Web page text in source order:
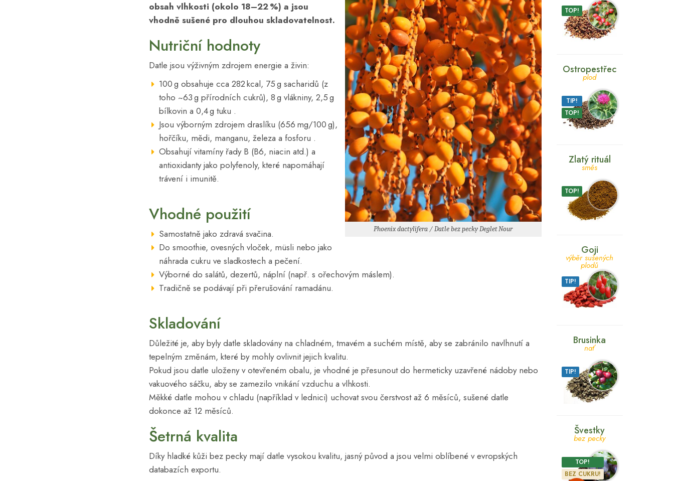
Phoenix dactylifera / Datle bez pecky Deglet Nour
obsah vlhkosti (okolo 18–22 %) a jsou
vhodně sušené pro dlouhou skladovatelnost.
Nutriční hodnoty
Datle jsou výživným zdrojem energie a živin:
100 g obsahuje cca 282 kcal, 75 g sacharidů (z
toho ~63 g přírodních cukrů), 8 g vlákniny, 2,5 g
bílkovin a 0,4 g tuku .
Jsou výborným zdrojem draslíku (656 mg/100 g),
hořčíku, mědi, manganu, železa a fosforu .
Obsahují vitamíny řady B (B6, niacin atd.) a
antioxidanty jako polyfenoly, které napomáhají
trávení i imunitě.
Vhodné použití
Samostatně jako zdravá svačina.
Do smoothie, ovesných vloček, müsli nebo jako
náhrada cukru ve sladkostech a pečení.
Výborné do salátů, dezertů, náplní (např. s ořechovým máslem).
Tradičně se podávají při přerušování ramadánu.
Skladování
Důležité je, aby byly datle skladovány na chladném, tmavém a suchém místě, aby se zabránilo navlhnutí a
tepelným změnám, které by mohly ovlivnit jejich kvalitu.
Pokud jsou datle uloženy v otevřeném obalu, je vhodné je přesunout do hermeticky uzavřené nádoby nebo
vakuového sáčku, aby se zamezilo vnikání vzduchu a vlhkosti.
Měkké datle mohou v chladu (například v lednici) uchovat svou čerstvost až 6 měsíců, sušené datle
dokonce až 12 měsíců.
Šetrná kvalita
Díky hladké kůži bez pecky mají datle vysokou kvalitu, jasný původ a jsou velmi oblíbené v evropských
databazích exportu.
TOP!
Ostropestřec
plod
TIP!
TOP!
Zlatý rituál
směs
TOP!
Goji
výběr sušených
plodů
TIP!
Brusinka
nať
TIP!
Švestky
bez pecky
TOP!
BEZ CUKRU!